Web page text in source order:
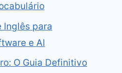
Inglês para
e AI
O Guia Definitivo